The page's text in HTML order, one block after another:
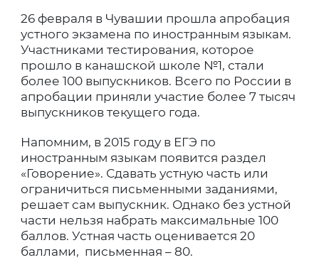
26 февраля в Чувашии прошла апробация
устного экзамена по иностранным языкам.
Участниками тестирования, которое
прошло в канашской школе №1, стали
более 100 выпускников. Всего по России в
апробации приняли участие более 7 тысяч
выпускников текущего года.
Напомним, в 2015 году в ЕГЭ по
иностранным языкам появится раздел
«Говорение». Сдавать устную часть или
ограничиться письменными заданиями,
решает сам выпускник. Однако без устной
части нельзя набрать максимальные 100
баллов. Устная часть оценивается 20
баллами, письменная – 80.